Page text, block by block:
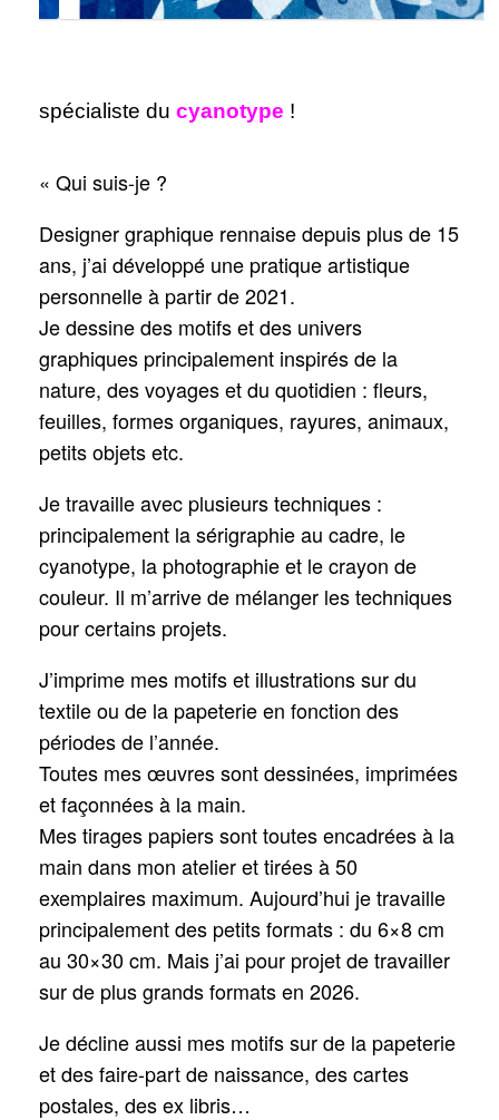
spécialiste du cyanotype !
« Qui suis-je ?
Designer graphique rennaise depuis plus de 15
ans, j’ai développé une pratique artistique
personnelle à partir de 2021.
Je dessine des motifs et des univers
graphiques principalement inspirés de la
nature, des voyages et du quotidien : fleurs,
feuilles, formes organiques, rayures, animaux,
petits objets etc.
Je travaille avec plusieurs techniques :
principalement la sérigraphie au cadre, le
cyanotype, la photographie et le crayon de
couleur. Il m’arrive de mélanger les techniques
pour certains projets.
J’imprime mes motifs et illustrations sur du
textile ou de la papeterie en fonction des
périodes de l’année.
Toutes mes œuvres sont dessinées, imprimées
et façonnées à la main.
Mes tirages papiers sont toutes encadrées à la
main dans mon atelier et tirées à 50
exemplaires maximum. Aujourd’hui je travaille
principalement des petits formats : du 6×8 cm
au 30×30 cm. Mais j’ai pour projet de travailler
sur de plus grands formats en 2026.
Je décline aussi mes motifs sur de la papeterie
et des faire-part de naissance, des cartes
postales, des ex libris…